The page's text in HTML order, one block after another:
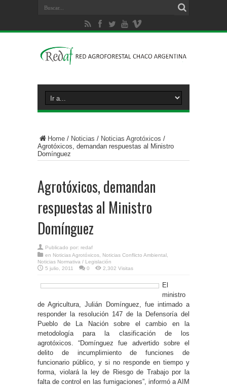
Home / Noticias / Noticias Agrotóxicos /
Agrotóxicos, demandan respuestas al Ministro
Domínguez
Agrotóxicos, demandan
respuestas al Ministro
Domínguez
Publicado por: redaf
en Noticias Agrotóxicos Noticias Conflicto Ambiental
Noticias Normativa / Legislación
5 julio, 2011
0 2,302 Visitas
El
ministro
de Agricultura, Julián Domínguez, fue intimado a
responder la resolución 147 de la Defensoría del
Pueblo de La Nación sobre el cambio en la
metodología para la clasificación de los
agrotóxicos. “Domínguez fue advertido sobre el
delito de incumplimiento de funciones de
funcionario público, y si no responde en tiempo y
forma, violará la ley de Riesgo de Trabajo por la
falta de control en las fumigaciones”, informó a AIM